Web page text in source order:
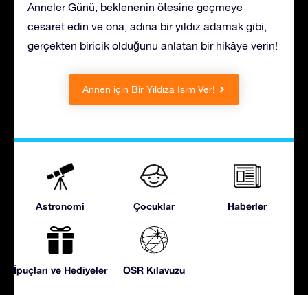
Anneler Günü, beklenenin ötesine geçmeye
cesaret edin ve ona, adına bir yıldız adamak gibi,
gerçekten biricik olduğunu anlatan bir hikâye verin!
Annen için Bir Yıldıza İsim Ver!
Astronomi Çocuklar Haberler
İpuçları ve Hediyeler OSR Kılavuzu